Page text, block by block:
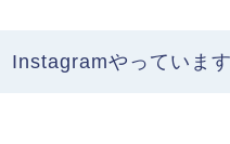
Instagramやっています